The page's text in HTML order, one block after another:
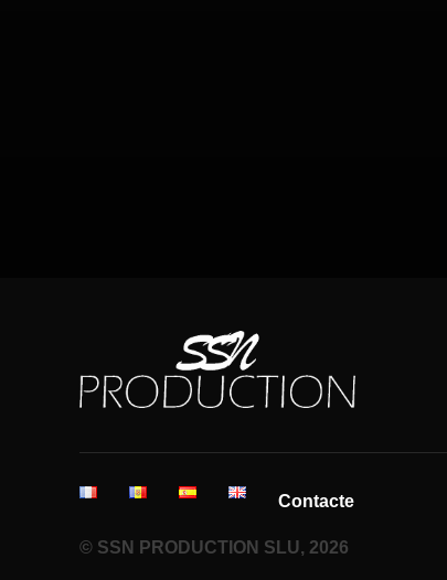
Contacte
© SSN PRODUCTION SLU, 2026